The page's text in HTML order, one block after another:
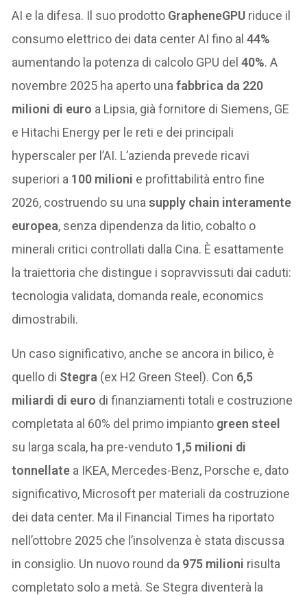
AI e la difesa. Il suo prodotto GrapheneGPU riduce il
consumo elettrico dei data center AI fino al44%
aumentando la potenza di calcolo GPU del40%. A
novembre 2025 ha aperto unafabbrica da 220
milioni di euro a Lipsia, già fornitore di Siemens, GE
e Hitachi Energy per le reti e dei principali
hyperscaler per l’AI. L’azienda prevede ricavi
superiori a 100 milioni e profittabilità entro fine
2026, costruendo su unasupply chain interamente
europea, senza dipendenza da litio, cobalto o
minerali critici controllati dalla Cina. È esattamente
la traiettoria che distingue i sopravvissuti dai caduti:
tecnologia validata, domanda reale, economics
dimostrabili.
Un caso significativo, anche se ancora in bilico, è
quello di Stegra (ex H2 Green Steel). Con 6,5
miliardi di euro di finanziamenti totali e costruzione
completata al 60% del primo impianto green steel
su larga scala, ha pre-venduto 1,5 milioni di
tonnellate a IKEA, Mercedes-Benz, Porsche e, dato
significativo, Microsoft per materiali da costruzione
dei data center. Ma il Financial Times ha riportato
nell’ottobre 2025 che l’insolvenza è stata discussa
in consiglio. Un nuovo round da 975 milioni risulta
completato solo a metà. Se Stegra diventerà la